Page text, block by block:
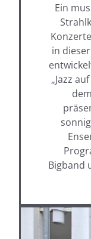
Ein
in
„Jazz
Bigband